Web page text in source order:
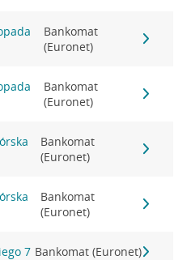
Bankomat
(Euronet)
Bankomat
(Euronet)
Bankomat
(Euronet)
Bankomat
(Euronet)
7 Bankomat (Euronet)